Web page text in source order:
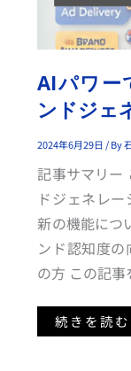
AIパワー
ンドジェ
2024年6月29日 / By
記事サマリー
ドジェネレ
新の機能につ
ンド認知度
の方 この記事
を
最
大
化
マ
ン
ジ
ェ
レ
シ
ョ
ン
の
活
用
法
続きを読